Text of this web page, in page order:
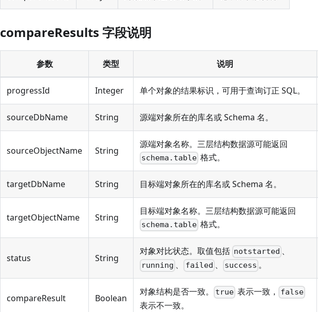
compareResults 字段说明
参数 类型 说明
progressId Integer 单个对象的结果标识，可用于查询订正 SQL。
sourceDbName String 源端对象所在的库名或 Schema 名。
sourceObjectName String
源端对象名称。三层结构数据源可能返回
schema.table 格式。
targetDbName String 目标端对象所在的库名或 Schema 名。
targetObjectName String
目标端对象名称。三层结构数据源可能返回
schema.table 格式。
status String
对象对比状态。取值包括 notstarted 、
running 、 failed 、 success 。
compareResult Boolean
对象结构是否一致。 true 表示一致， false
表示不一致。